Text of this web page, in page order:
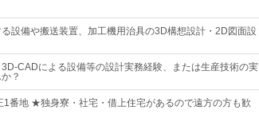
設備や搬送装置、加工機用治具の3D構想設計・2D図面設
CADによる設備等の設計実務経験、または生産技術の実
？
1番地 ★独身寮・社宅・借上住宅があるので遠方の方も歓